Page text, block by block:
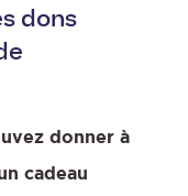
dons
donner à
cadeau